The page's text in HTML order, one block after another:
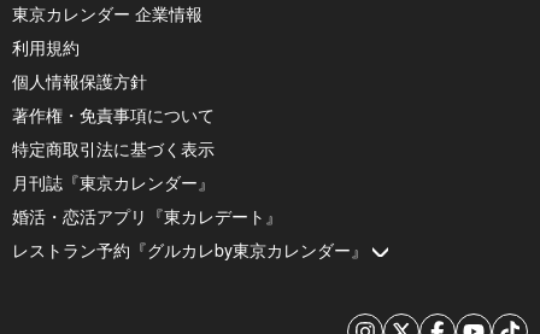
東京カレンダー 企業情報
利用規約
個人情報保護方針
著作権・免責事項について
特定商取引法に基づく表示
月刊誌『東京カレンダー』
婚活・恋活アプリ『東カレデート』
レストラン予約『グルカレby東京カレンダー』